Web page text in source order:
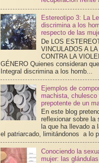
Estereotipo 3: La
discrimina a los
respecto de las
De LOS
VINCULADOS A LA
CONTRA LA
GÉNERO Quienes consideran
Integral discrimina a los homb...
Ejemplos de
machista, chulesco
prepotente de un
En este blog
reflexionar sobre la
la que ha llevado a
el patriarcado, limitándonos a lo
Conociendo la
mujer: las